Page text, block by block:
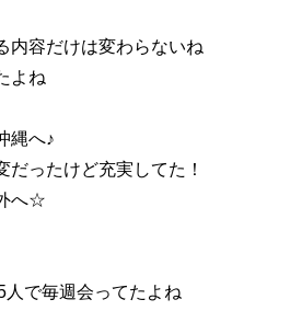
内容だけは変わらないね
よね
縄へ♪
だったけど充実してた！
へ☆
で毎週会ってたよね